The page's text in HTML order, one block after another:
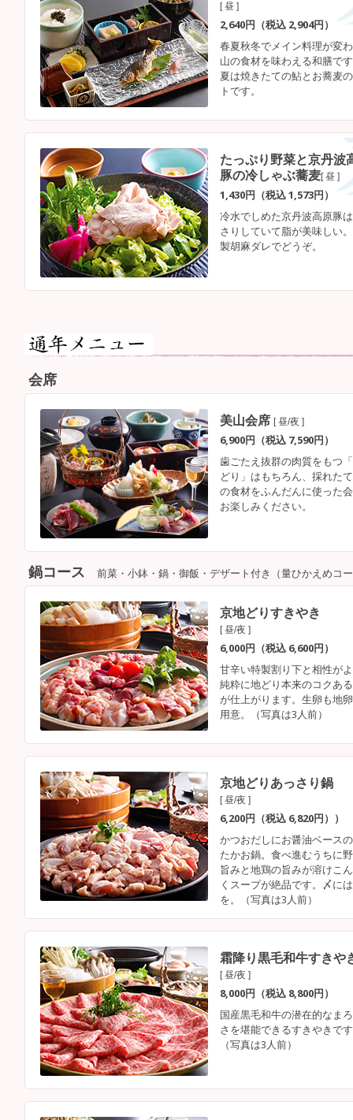
[ 昼 ]
2,640円（税込 2,904円）
春夏秋冬でメイン料理が変
山の食材を味わえる和膳で
夏は焼きたての鮎とお蕎麦
トです。
たっぷり野菜と京丹波
豚の冷しゃぶ蕎麦[ 昼 ]
1,430円（税込 1,573円）
冷水でしめた京丹波高原豚
さりしていて脂が美味しい
製胡麻ダレでどうぞ。
会席
美山会席 [ 昼/夜 ]
6,900円（税込 7,590円）
歯ごたえ抜群の肉質をもつ
どり」はもちろん、採れた
の食材をふんだんに使った
お楽しみください。
鍋コース 前菜・小鉢・鍋・御飯・デザート付き（量ひかえめコ
京地どりすきやき
[ 昼/夜 ]
6,000円（税込 6,600円）
甘辛い特製割り下と相性が
純粋に地どり本来のコクあ
が仕上がります。生卵も地
用意。（写真は3人前）
京地どりあっさり鍋
[ 昼/夜 ]
6,200円（税込 6,820円））
かつおだしにお醤油ベース
たかお鍋。食べ進むうちに
旨みと地鶏の旨みが溶けこ
くスープが絶品です。〆に
を。（写真は3人前）
霜降り黒毛和牛すきや
[ 昼/夜 ]
8,000円（税込 8,800円）
国産黒毛和牛の潜在的なま
さを堪能できるすきやきで
（写真は3人前）